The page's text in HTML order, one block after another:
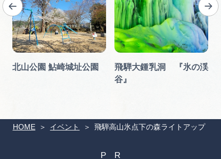
HOME イベント 飛騨高山氷点下の森ライトアップ
北山公園 鮎崎城址公園
飛騨大鍾乳洞 『氷の渓
谷』